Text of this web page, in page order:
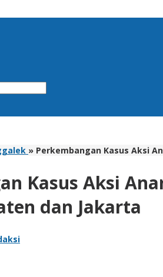
» Perkembangan Kasus Aksi
Kasus Aksi
dan Jakarta